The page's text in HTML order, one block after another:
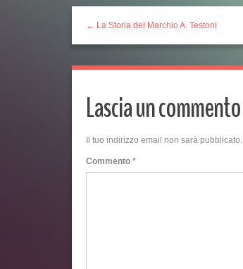
← La Storia del Marchio A. Testoni
Lascia un commento
Il tuo indirizzo email non sarà pubblicato.
Commento *